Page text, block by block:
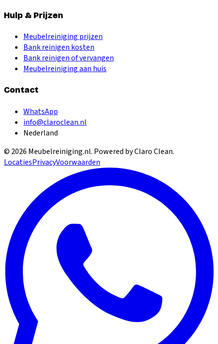
Hulp & Prijzen
Meubelreiniging prijzen
Bank reinigen kosten
Bank reinigen of vervangen
Meubelreiniging aan huis
Contact
WhatsApp
info@claroclean.nl
Nederland
© 2026 Meubelreiniging.nl. Powered by Claro Clean.
LocatiesPrivacyVoorwaarden